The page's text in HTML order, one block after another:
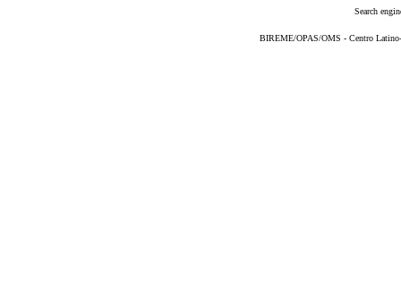
Search
BIREME/OPAS/OMS - Centro Latino-